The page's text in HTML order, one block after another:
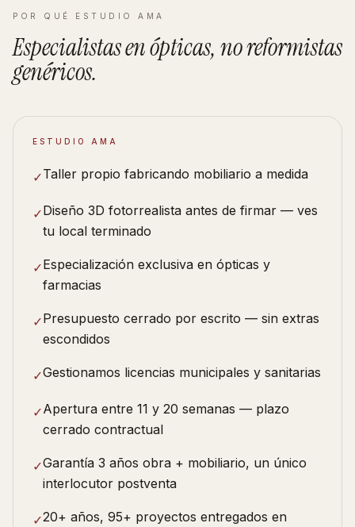
POR QUÉ ESTUDIO AMA
Especialistas enópticas, no reformistas
genéricos.
ESTUDIO AMA
✓Taller propio fabricando mobiliario a medida
✓Diseño 3D fotorrealista antes de firmar — ves
tu local terminado
✓Especialización exclusiva en ópticas y
farmacias
✓Presupuesto cerrado por escrito — sin extras
escondidos
✓Gestionamos licencias municipales y sanitarias
✓Apertura entre 11 y 20 semanas — plazo
cerrado contractual
✓Garantía 3 años obra + mobiliario, un único
interlocutor postventa
✓20+ años, 95+ proyectos entregados en